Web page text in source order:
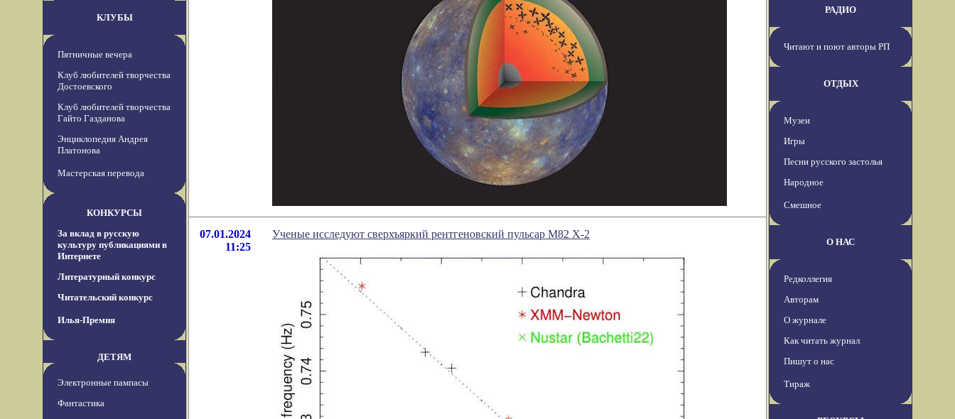
КЛУБЫ
Пятничные вечера
Клуб любителей творчества
Достоевского
Клуб любителей творчества
Гайто Газданова
Энциклопедия Андрея
Платонова
Мастерская перевода
КОНКУРСЫ
За вклад в русскую
культуру публикациями в
Интернете
Литературный конкурс
Читательский конкурс
Илья-Премия
ДЕТЯМ
Электронные пампасы
Фантастика
07.01.2024
11:25
Ученые исследуют сверхъяркий рентгеновский пульсар M82 X-2
РАДИО
Читают и поют авторы РП
ОТДЫХ
Музеи
Игры
Песни русского застолья
Народное
Смешное
О НАС
Редколлегия
Авторам
О журнале
Как читать журнал
Пишут о нас
Тираж